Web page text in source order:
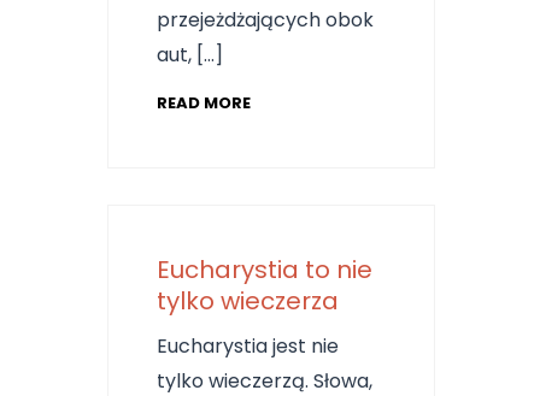
przejeżdżających obok
aut, […]
READ MORE
Eucharystia to nie
tylko wieczerza
Eucharystia jest nie
tylko wieczerzą. Słowa,